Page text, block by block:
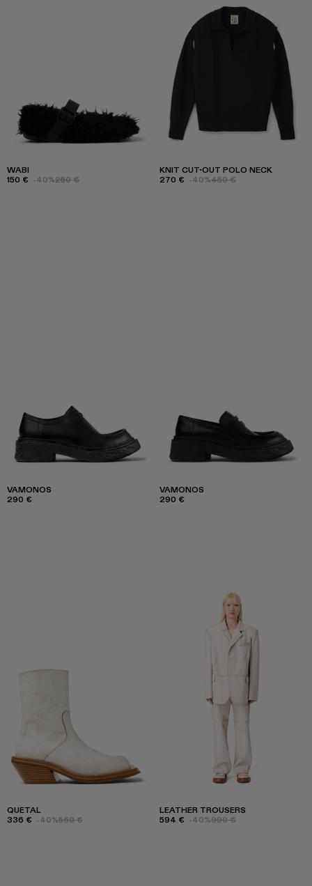
WABI
150 € -40%250 €
KNIT CUT-OUT POLO NECK
270 € -40%450 €
VAMONOS
290 €
VAMONOS
290 €
QUETAL
336 € -40%560 €
LEATHER TROUSERS
594 € -40%990 €